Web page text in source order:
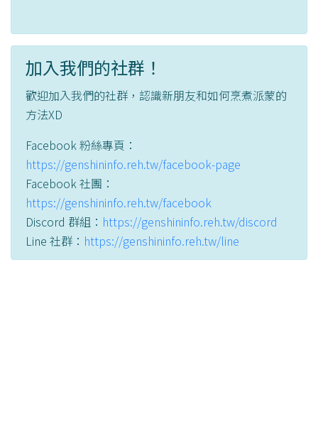
加入我們的社群！
歡迎加入我們的社群，認識新朋友和如何烹煮派蒙的
方法XD
Facebook 粉絲專頁：
https://genshininfo.reh.tw/facebook-page
Facebook 社團：
https://genshininfo.reh.tw/facebook
Discord 群組： https://genshininfo.reh.tw/discord
Line 社群： https://genshininfo.reh.tw/line